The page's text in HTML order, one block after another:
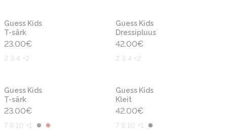
Guess Kids
T-särk
23.00€
2 3 4 +2
Guess Kids
Dressipluus
42.00€
2 3 4 +2
Guess Kids
T-särk
23.00€
7 8 10 +1
Guess Kids
Kleit
42.00€
7 8 10 +1